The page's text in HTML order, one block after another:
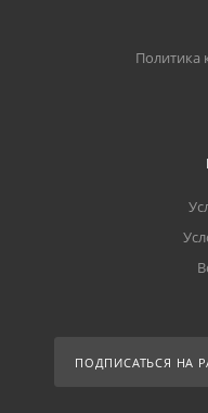
Политика
ПОДПИСАТЬСЯ НА